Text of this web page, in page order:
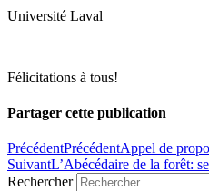
Université Laval
Félicitations à tous!
Partager cette publication
PrécédentPrécédentAppel de
SuivantL’Abécédaire de la forêt:
Rechercher